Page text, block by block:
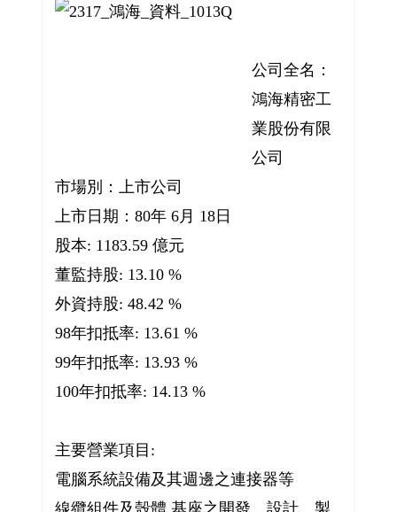
公司全名：
鴻海精密工
業股份有限
公司
市場別：上市公司
上市日期：80年 6月 18日
股本: 1183.59 億元
董監持股: 13.10 %
外資持股: 48.42 %
98年扣抵率: 13.61 %
99年扣抵率: 13.93 %
100年扣抵率: 14.13 %
主要營業項目:
電腦系統設備及其週邊之連接器等
線纜組件及殼體,基座之開發、設計、製